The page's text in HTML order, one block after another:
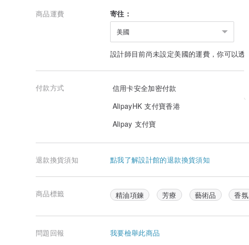
商品運費 寄往：
美國
設計師目前尚未設定美國的運費，你可以透過
付款方式
信用卡安全加密付款
AlipayHK 支付寶香港
Alipay 支付寶
退款換貨須知 點我了解設計館的退款換貨須知
商品標籤 精油項鍊 芳療 藝術品 香氛
問題回報 我要檢舉此商品